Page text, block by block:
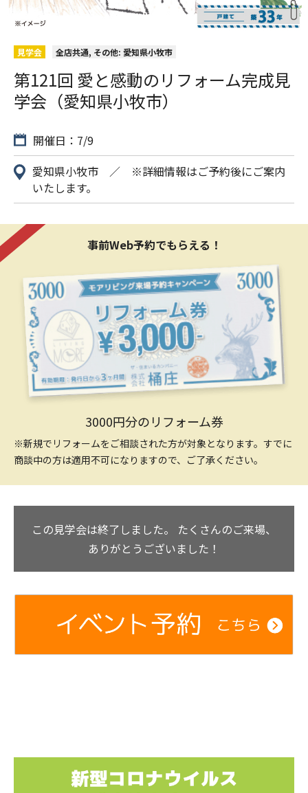
見学会 全店共通, その他: 愛知県小牧市
第121回 愛と感動のリフォーム完成見
学会（愛知県小牧市）
開催日：7/9
愛知県小牧市 ／ ※詳細情報はご予約後にご案内
いたします。
事前Web予約でもらえる！
3000円分のリフォーム券
※新規でリフォームをご相談された方が対象となります。すでに
商談中の方は適用不可になりますので、ご了承ください。
この見学会は終了しました。 たくさんのご来場、
ありがとうございました！